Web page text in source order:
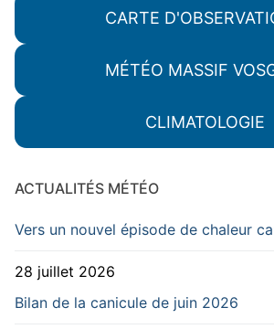
CARTE
MÉTÉO MASSIF
CLIMATOLOGIE
ACTUALITÉS MÉTÉO
Vers un nouvel épisode de chaleur
28 juillet 2026
Bilan de la canicule de juin 2026